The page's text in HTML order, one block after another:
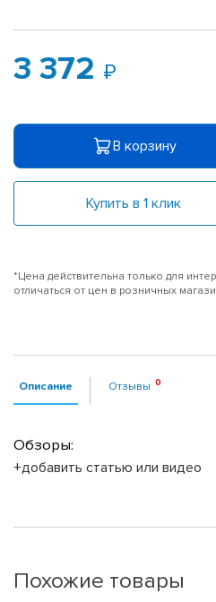
3 372
В корзину
Купить в 1 клик
*Цена действительна только для
отличаться от цен в розничных
Описание Отзывы
Обзоры:
+добавить статью или видео
Похожие товары